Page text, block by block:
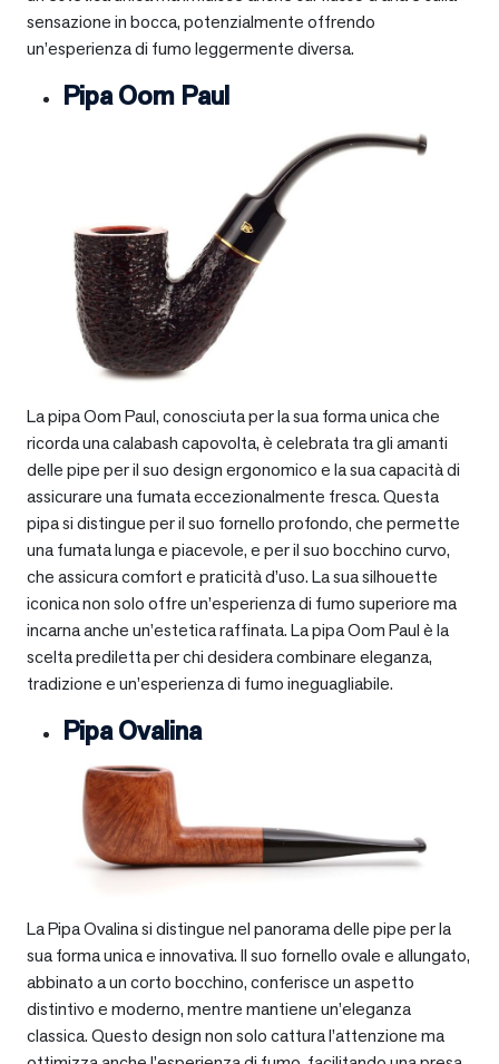
sensazione in bocca, potenzialmente offrendo
un’esperienza di fumo leggermente diversa.
Pipa Oom Paul
La pipa Oom Paul, conosciuta per la sua forma unica che
ricorda una calabash capovolta, è celebrata tra gli amanti
delle pipe per il suo design ergonomico e la sua capacità di
assicurare una fumata eccezionalmente fresca. Questa
pipa si distingue per il suo fornello profondo, che permette
una fumata lunga e piacevole, e per il suo bocchino curvo,
che assicura comfort e praticità d’uso. La sua silhouette
iconica non solo offre un’esperienza di fumo superiore ma
incarna anche un’estetica raffinata. La pipa Oom Paul è la
scelta prediletta per chi desidera combinare eleganza,
tradizione e un’esperienza di fumo ineguagliabile.
Pipa Ovalina
La Pipa Ovalina si distingue nel panorama delle pipe per la
sua forma unica e innovativa. Il suo fornello ovale e allungato,
abbinato a un corto bocchino, conferisce un aspetto
distintivo e moderno, mentre mantiene un’eleganza
classica. Questo design non solo cattura l’attenzione ma